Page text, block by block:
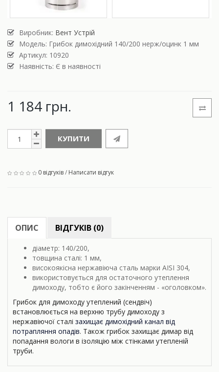
Виробник: Вент Устрій
Модель: Грибок димохідний 140/200 нерж/оцинк 1 мм
Артикул: 10920
Наявність: Є в наявності
1 184 грн.
КУПИТИ
0 відгуків/ Написати відгук
ОПИС ВІДГУКІВ (0)
діаметр: 140/200,
товщина сталі: 1 мм,
високоякісна нержавіюча сталь марки AISI 304,
використовується для остаточного утеплення
димоходу, тобто є його закінченням - «оголовком».
Грибок для димоходу утеплений (сендвіч)
встановлюється на верхню трубу димоходу з
нержавіючої сталі захищає димохідний канал від
потрапляння опадів. Також грибок захищає димар від
попадання вологи в ізоляцію між стінками утепленій
труби.